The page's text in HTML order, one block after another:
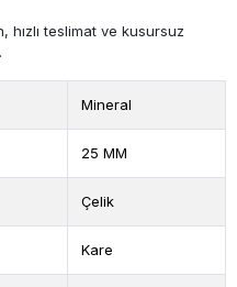
teslimat ve kusursuz
Mineral
25 MM
Çelik
Kare